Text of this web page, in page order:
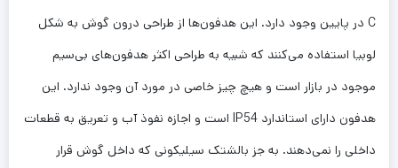
C در پایین وجود دارد. این هدفون‌ها از طراحی درون گوش به شکل
لوبیا استفاده می‌کنند که شبیه به طراحی اکثر هدفون‌های بی‌سیم
موجود در بازار است و هیچ چیز خاصی در مورد آن وجود ندارد. این
هدفون دارای استاندارد IP54 است و اجازه نفوذ آب و تعریق به قطعات
داخلی را نمی‌دهند. به جز بالشتک سیلیکونی که داخل گوش قرار